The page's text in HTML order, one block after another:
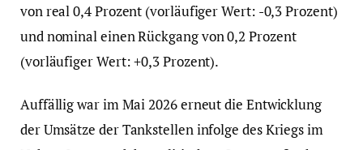
von real 0,4 Prozent (vorläufiger Wert: -0,3 Prozent)
und nominal einen Rückgang von 0,2 Prozent
(vorläufiger Wert: +0,3 Prozent).
Auffällig war im Mai 2026 erneut die Entwicklung
der Umsätze der Tankstellen infolge des Kriegs im